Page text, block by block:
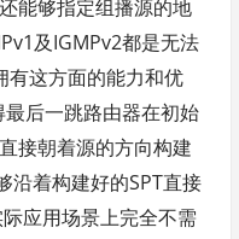
能够指定组播源的地
及IGMPv2都是无法
有这方面的能力和优
后一跳路由器在初始
接朝着源的方向构建
沿着构建好的SPT直接
应用场景上完全不需